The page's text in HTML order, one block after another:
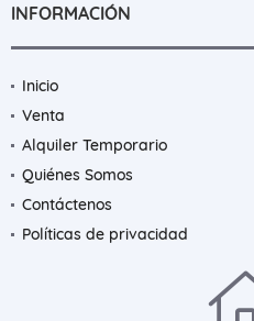
INFORMACIÓN
Inicio
Venta
Alquiler Temporario
Quiénes Somos
Contáctenos
Políticas de privacidad